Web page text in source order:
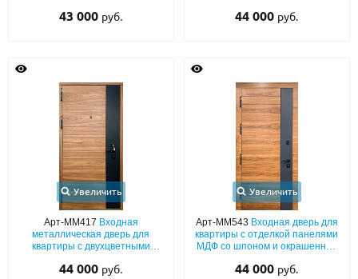
номера квартиры
43 000 руб.
окрашенной вставкой
44 000 руб.
Увеличить
Арт-ММ417 Входная
металлическая дверь для
квартиры с двухцветными
двух сторон
44 000 руб.
Увеличить
Арт-ММ543 Входная дверь для
квартиры с отделкой панелями
МДФ со шпоном и окрашенной
сторон
44 000 руб.